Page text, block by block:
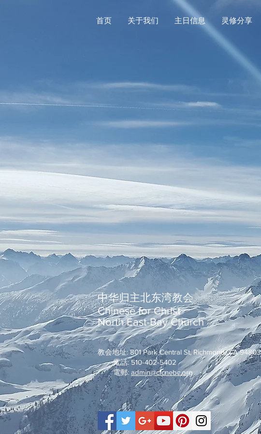
首页 关于我们 主日信息 灵修分享
中华归主北东湾教会
Chinese for Christ
North East-Bay Church
教会地址: 801 Park Central St, Richmond, CA 94803
電話: 510-402-5402
電郵: admin@cfcnebc.org